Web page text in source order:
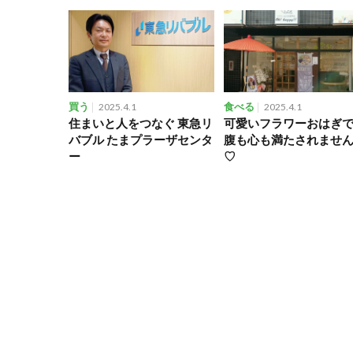
買う 2025.4.1
住まいと人をつなぐ 東急リ
バブル たまプラーザセンタ
ー
食べる 2025.4.1
可愛いフラワーおはぎ
腹も心も満たされませ
♡